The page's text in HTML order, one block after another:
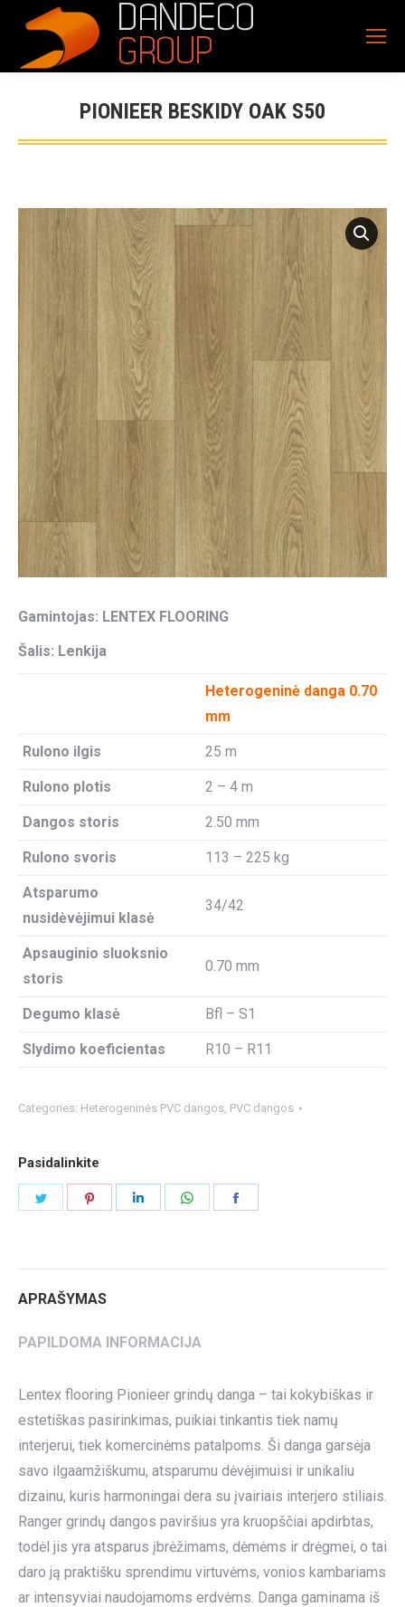
PIONIEER BESKIDY OAK S50
Gamintojas: LENTEX FLOORING
Šalis: Lenkija
Heterogeninė danga 0.70
mm
Rulono ilgis 25 m
Rulono plotis 2 – 4 m
Dangos storis 2.50 mm
Rulono svoris 113 – 225 kg
Atsparumo
nusidėvėjimui klasė
34/42
Apsauginio sluoksnio
storis
0.70 mm
Degumo klasė Bfl – S1
Slydimo koeficientas R10 – R11
Categories: Heterogeninės PVC dangos, PVC dangos
Pasidalinkite
APRAŠYMAS
PAPILDOMA INFORMACIJA
Lentex flooring Pionieer grindų danga – tai kokybiškas ir
estetiškas pasirinkimas, puikiai tinkantis tiek namų
interjerui, tiek komercinėms patalpoms. Ši danga garsėja
savo ilgaamžiškumu, atsparumu dėvėjimuisi ir unikaliu
dizainu, kuris harmoningai dera su įvairiais interjero stiliais.
Ranger grindų dangos paviršius yra kruopščiai apdirbtas,
todėl jis yra atsparus įbrėžimams, dėmėms ir drėgmei, o tai
daro ją praktišku sprendimu virtuvėms, vonios kambariams
ar intensyviai naudojamoms erdvėms. Danga gaminama iš